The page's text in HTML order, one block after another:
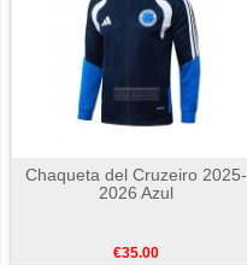
Chaqueta del Cruzeiro 2025-
2026 Azul
€35.00